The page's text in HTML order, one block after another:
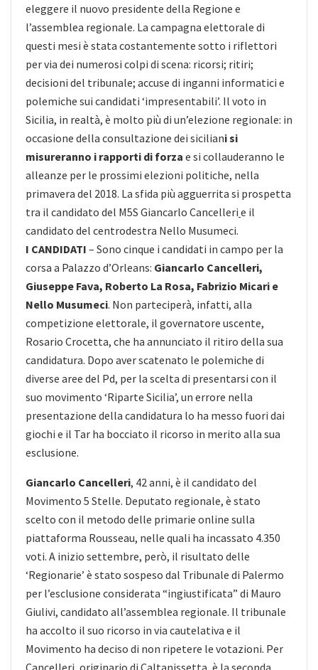
eleggere il nuovo presidente della Regione e
l’assemblea regionale. La campagna elettorale di
questi mesi è stata costantemente sotto i riflettori
per via dei numerosi colpi di scena: ricorsi; ritiri;
decisioni del tribunale; accuse di inganni informatici e
polemiche sui candidati ‘impresentabili’. Il voto in
Sicilia, in realtà, è molto più di un’elezione regionale: in
occasione della consultazione dei siciliani si
misureranno i rapporti di forza e si collauderanno le
alleanze per le prossimi elezioni politiche, nella
primavera del 2018. La sfida più agguerrita si prospetta
tra il candidato del M5S Giancarlo Cancelleri e il
candidato del centrodestra Nello Musumeci.
I CANDIDATI – Sono cinque i candidati in campo per la
corsa a Palazzo d’Orleans: Giancarlo Cancelleri,
Giuseppe Fava, Roberto La Rosa, Fabrizio Micari e
Nello Musumeci. Non parteciperà, infatti, alla
competizione elettorale, il governatore uscente,
Rosario Crocetta, che ha annunciato il ritiro della sua
candidatura. Dopo aver scatenato le polemiche di
diverse aree del Pd, per la scelta di presentarsi con il
suo movimento ‘Riparte Sicilia’, un errore nella
presentazione della candidatura lo ha messo fuori dai
giochi e il Tar ha bocciato il ricorso in merito alla sua
esclusione.
Giancarlo Cancelleri, 42 anni, è il candidato del
Movimento 5 Stelle. Deputato regionale, è stato
scelto con il metodo delle primarie online sulla
piattaforma Rousseau, nelle quali ha incassato 4.350
voti. A inizio settembre, però, il risultato delle
‘Regionarie’ è stato sospeso dal Tribunale di Palermo
per l’esclusione considerata “ingiustificata” di Mauro
Giulivi, candidato all’assemblea regionale. Il tribunale
ha accolto il suo ricorso in via cautelativa e il
Movimento ha deciso di non ripetere le votazioni. Per
Cancelleri, originario di Caltanissetta, è la seconda